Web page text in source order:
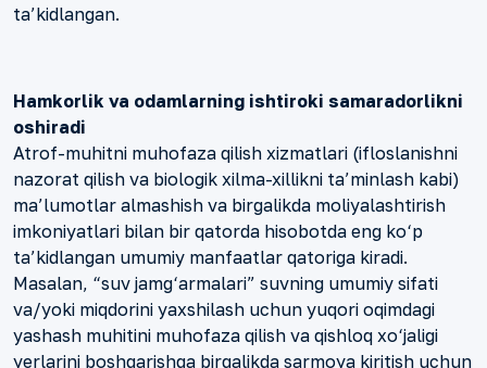
ta’kidlangan.
Hamkorlik va odamlarning ishtiroki samaradorlikni
oshiradi
Atrof-muhitni muhofaza qilish xizmatlari (ifloslanishni
nazorat qilish va biologik xilma-xillikni ta’minlash kabi)
ma’lumotlar almashish va birgalikda moliyalashtirish
imkoniyatlari bilan bir qatorda hisobotda eng ko‘p
ta’kidlangan umumiy manfaatlar qatoriga kiradi.
Masalan, “suv jamg‘armalari” suvning umumiy sifati
va/yoki miqdorini yaxshilash uchun yuqori oqimdagi
yashash muhitini muhofaza qilish va qishloq xo‘jaligi
yerlarini boshqarishga birgalikda sarmoya kiritish uchun